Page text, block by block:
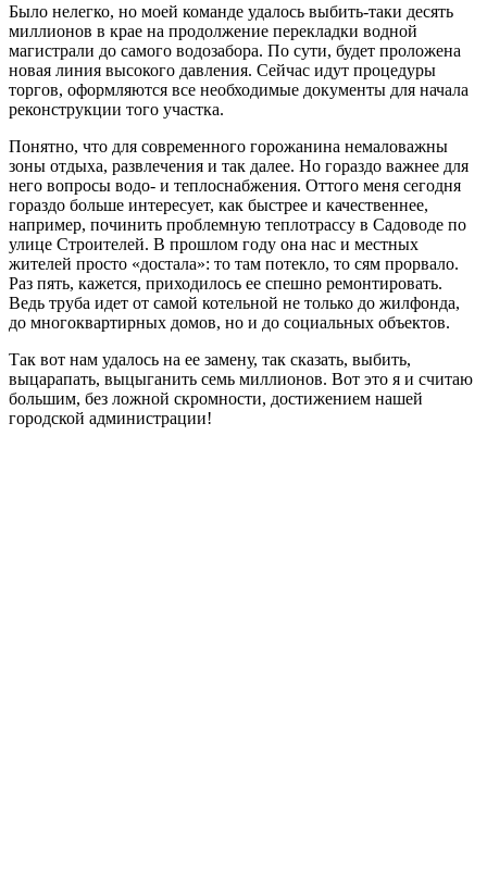
Было нелегко, но моей команде удалось выбить-таки десять
миллионов в крае на продолжение перекладки водной
магистрали до самого водозабора. По сути, будет проложена
новая линия высокого давления. Сейчас идут процедуры
торгов, оформляются все необходимые документы для начала
реконструкции того участка.
Понятно, что для современного горожанина немаловажны
зоны отдыха, развлечения и так далее. Но гораздо важнее для
него вопросы водо- и теплоснабжения. Оттого меня сегодня
гораздо больше интересует, как быстрее и качественнее,
например, починить проблемную теплотрассу в Садоводе по
улице Строителей. В прошлом году она нас и местных
жителей просто «достала»: то там потекло, то сям прорвало.
Раз пять, кажется, приходилось ее спешно ремонтировать.
Ведь труба идет от самой котельной не только до жилфонда,
до многоквартирных домов, но и до социальных объектов.
Так вот нам удалось на ее замену, так сказать, выбить,
выцарапать, выцыганить семь миллионов. Вот это я и считаю
большим, без ложной скромности, достижением нашей
городской администрации!